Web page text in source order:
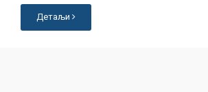
Детаљи